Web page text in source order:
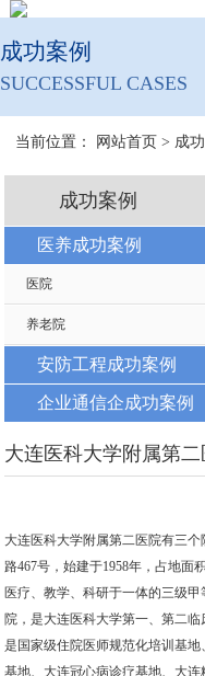
成功案例
SUCCESSFUL CASES
当前位置： 网站首页 > 成
成功案例
医养成功案例
医院
养老院
安防工程成功案例
企业通信企成功案例
大连医科大学附属第
大连医科大学附属第二医院有三
路467号，始建于1958年，占地面
医疗、教学、科研于一体的三级甲
院，是大连医科大学第一、第二
是国家级住院医师规范化培训基
基地、大连冠心病诊疗基地、大连